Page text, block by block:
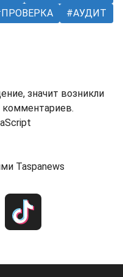
АУДИТ
значит возникли
Taspanews